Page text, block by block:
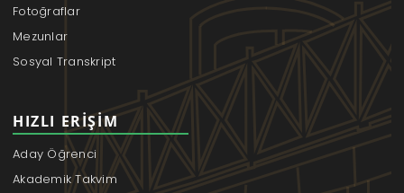
Fotoğraflar
Mezunlar
Sosyal Transkript
HIZLI ERIŞIM
Aday Öğrenci
Akademik Takvim